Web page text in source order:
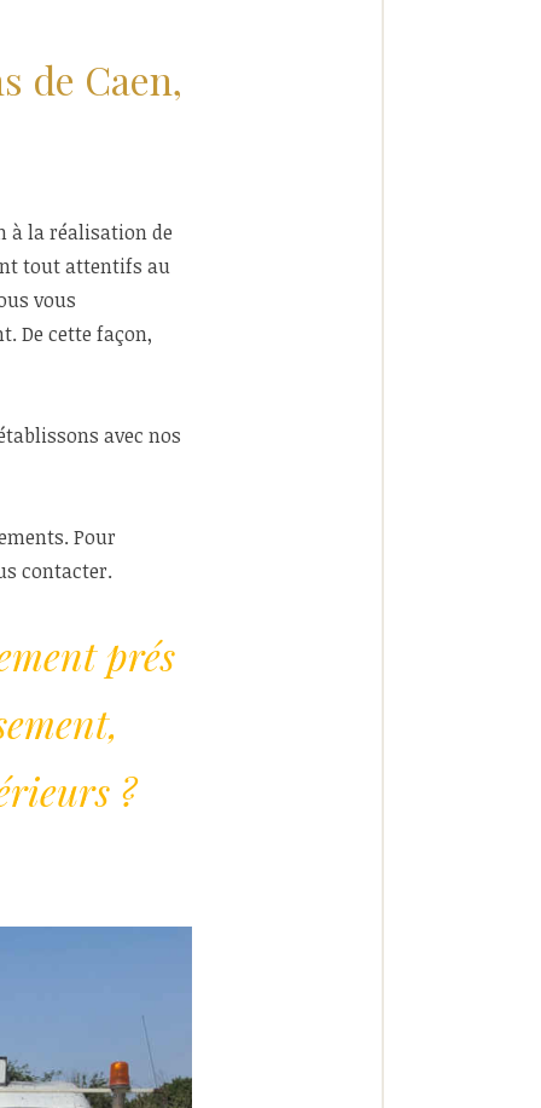
de Caen,
à la réalisation de
tout attentifs au
vous
De cette façon,
avec nos
Pour
contacter.
prés
?